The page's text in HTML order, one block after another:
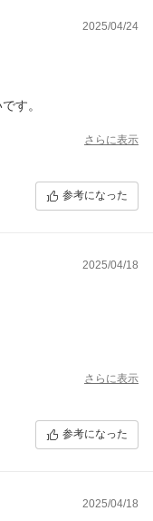
2025/04/24
す。
さらに表示
参考になった
2025/04/18
さらに表示
参考になった
2025/04/18